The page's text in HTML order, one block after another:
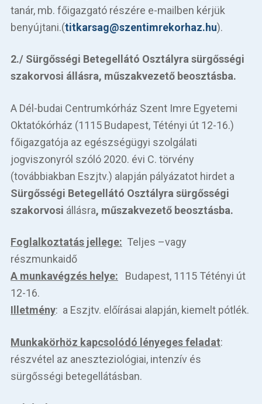
tanár, mb. főigazgató részére e-mailben kérjük
benyújtani.(titkarsag@szentimrekorhaz.hu).
2./ Sürgősségi Betegellátó Osztályra sürgősségi
szakorvosi állásra, műszakvezető beosztásba.
A Dél-budai Centrumkórház Szent Imre Egyetemi
Oktatókórház (1115 Budapest, Tétényi út 12-16.)
főigazgatója az egészségügyi szolgálati
jogviszonyról szóló 2020. évi C. törvény
(továbbiakban Eszjtv.) alapján pályázatot hirdet a
Sürgősségi Betegellátó Osztályra sürgősségi
szakorvosi állásra, műszakvezető beosztásba.
Foglalkoztatás jellege: Teljes –vagy
részmunkaidő
A munkavégzés helye:
Budapest, 1115 Tétényi út
12-16.
Illetmény: a Eszjtv. előírásai alapján, kiemelt pótlék.
Munkakörhöz kapcsolódó lényeges feladat:
részvétel az aneszteziológiai, intenzív és
sürgősségi betegellátásban.